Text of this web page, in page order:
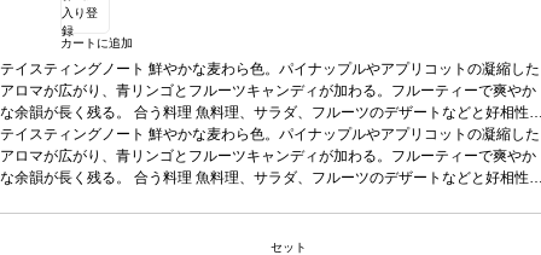
入り登
録
カートに追加
テイスティングノート 鮮やかな麦わら色。パイナップルやアプリコットの凝縮した
アロマが広がり、青リンゴとフルーツキャンディが加わる。フルーティーで爽やか
な余韻が長く残る。 合う料理 魚料理、サラダ、フルーツのデザートなどと好相性
葡萄品種リースリング*本ヴィンテージが在庫切れの場合、在庫があり価格が同様
の場合は自動的に次のヴィンテージに変更されます、ご了承ください。
テイスティングノート 鮮やかな麦わら色。パイナップルやアプリコットの凝縮した
アロマが広がり、青リンゴとフルーツキャンディが加わる。フルーティーで爽やか
な余韻が長く残る。 合う料理 魚料理、サラダ、フルーツのデザートなどと好相性
セット